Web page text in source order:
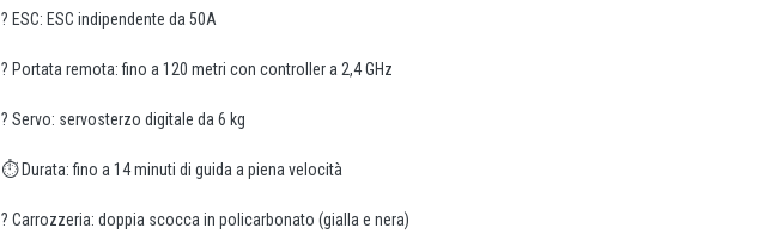
? ESC: ESC indipendente da 50A
?️ Portata remota: fino a 120 metri con controller a 2,4 GHz
?️ Servo: servosterzo digitale da 6 kg
⏱️ Durata: fino a 14 minuti di guida a piena velocità
? Carrozzeria: doppia scocca in policarbonato (gialla e nera)